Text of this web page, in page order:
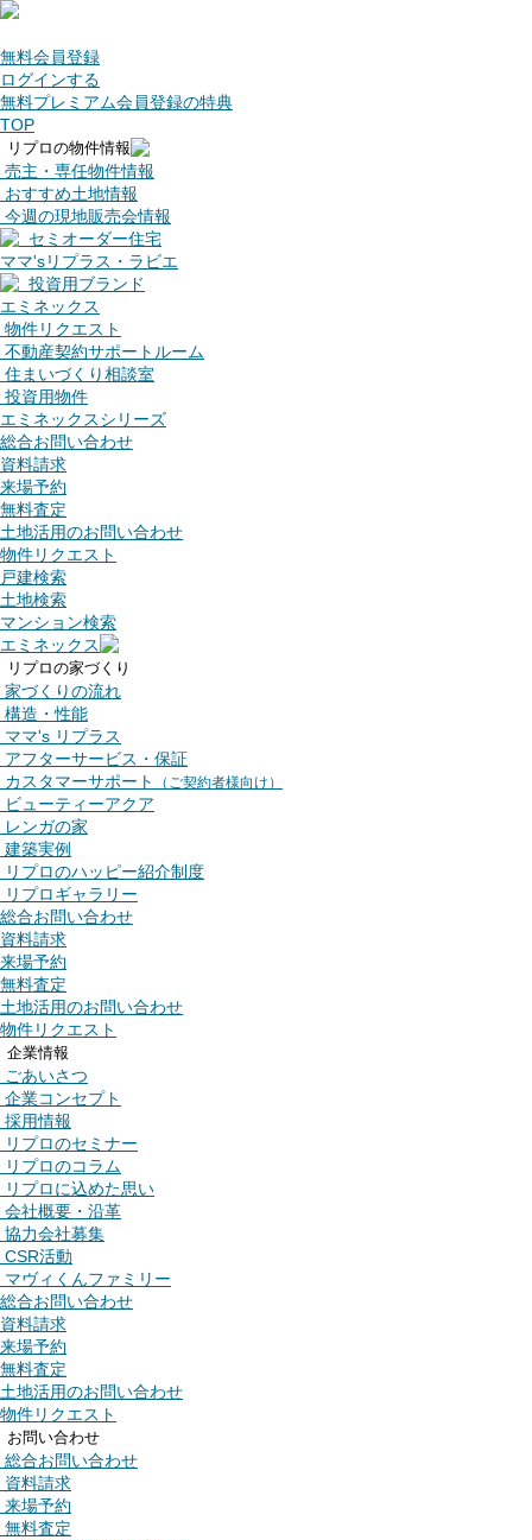
無料会員登録
ログインする
無料プレミアム会員登録の特典
TOP
リプロの物件情報
売主・専任物件情報
おすすめ土地情報
今週の現地販売会情報
セミオーダー住宅
ママ'sリプラス・ラビエ
投資用ブランド
エミネックス
物件リクエスト
不動産契約サポートルーム
住まいづくり相談室
投資用物件
エミネックスシリーズ
総合お問い合わせ
資料請求
来場予約
無料査定
土地活用のお問い合わせ
物件リクエスト
戸建検索
土地検索
マンション検索
エミネックス
リプロの家づくり
家づくりの流れ
構造・性能
ママ's リプラス
アフターサービス・保証
カスタマーサポート
（ご契約者様向け）
ビューティーアクア
レンガの家
建築実例
リプロのハッピー紹介制度
リプロギャラリー
総合お問い合わせ
資料請求
来場予約
無料査定
土地活用のお問い合わせ
物件リクエスト
企業情報
ごあいさつ
企業コンセプト
採用情報
リプロのセミナー
リプロのコラム
リプロに込めた思い
会社概要・沿革
協力会社募集
CSR活動
マヴィくんファミリー
総合お問い合わせ
資料請求
来場予約
無料査定
土地活用のお問い合わせ
物件リクエスト
お問い合わせ
総合お問い合わせ
資料請求
来場予約
無料査定